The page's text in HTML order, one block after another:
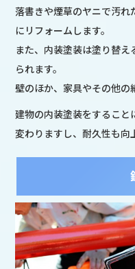
落書きや煙草のヤニで汚
にリフォームします。
また、内装塗装は塗り替
られます。
壁のほか、家具やその他の
建物の内装塗装をすること
変わりますし、耐久性も向